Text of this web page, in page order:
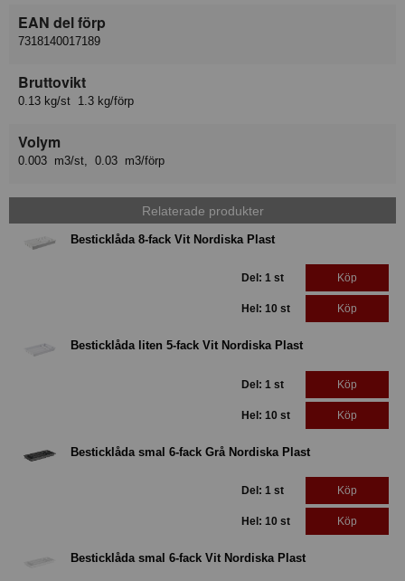
EAN del förp
7318140017189
Bruttovikt
0.13 kg/st 1.3 kg/förp
Volym
0.003 m3/st, 0.03 m3/förp
Relaterade produkter
Besticklåda 8-fack Vit Nordiska Plast
Del: 1 st Köp
Hel: 10 st Köp
Besticklåda liten 5-fack Vit Nordiska Plast
Del: 1 st Köp
Hel: 10 st Köp
Besticklåda smal 6-fack Grå Nordiska Plast
Del: 1 st Köp
Hel: 10 st Köp
Besticklåda smal 6-fack Vit Nordiska Plast